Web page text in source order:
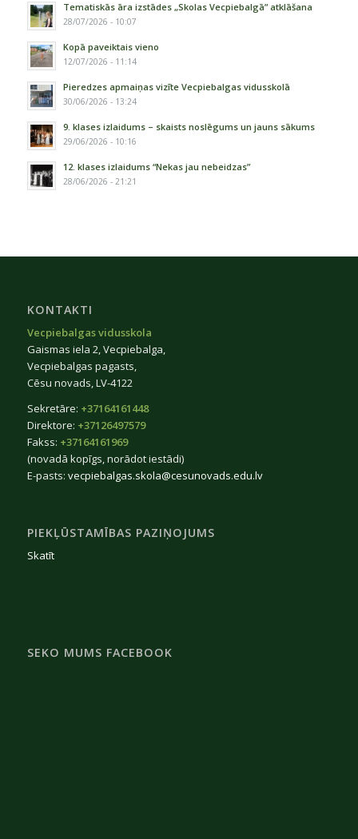
Tematiskās āra izstādes „Skolas Vecpiebalgā” atklāšana
28/07/2026 - 10:07
Kopā paveiktais vieno
12/07/2026 - 11:14
Pieredzes apmaiņas vizīte Vecpiebalgas vidusskolā
30/06/2026 - 13:24
9. klases izlaidums – skaists noslēgums un jauns sākums
29/06/2026 - 10:16
12. klases izlaidums “Nekas jau nebeidzas”
28/06/2026 - 21:21
KONTAKTI
Vecpiebalgas vidusskola
Gaismas iela 2, Vecpiebalga,
Vecpiebalgas pagasts,
Cēsu novads, LV-4122
Sekretāre: +37164161448
Direktore: +37126497579
Fakss: +37164161969
(novadā kopīgs, norādot iestādi)
E-pasts: vecpiebalgas.skola@cesunovads.edu.lv
PIEKĻŪSTAMĪBAS PAZIŅOJUMS
Skatīt
SEKO MUMS FACEBOOK